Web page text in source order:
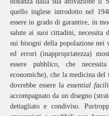
quello inglese introdotto nel
essere in grado di garantire, in
salute ai suoi cittadini, necessita
sui bisogni della popolazione
ed errori (inappropriatezza)
essere pubblico, che
economiche), che la medicina
dovrebbe essere la essential
accompagnato da un disegno
dettagliato e condiviso.